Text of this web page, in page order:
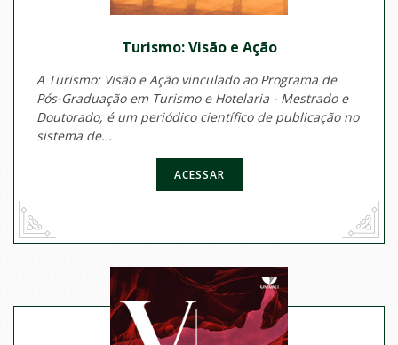
Turismo: Visão e Ação
A Turismo: Visão e Ação vinculado ao Programa de
Pós-Graduação em Turismo e Hotelaria - Mestrado e
Doutorado, é um periódico científico de publicação no
sistema de...
ACESSAR